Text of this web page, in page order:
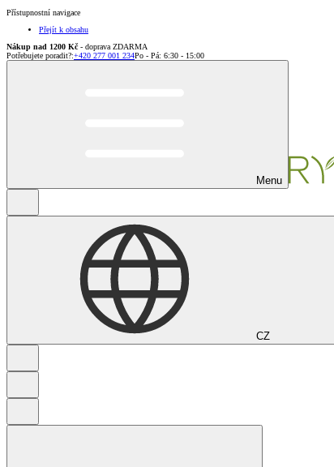
Přístupnostní navigace
Přejít k obsahu
Nákup nad 1200 Kč - doprava ZDARMA
Potřebujete poradit?:+420 277 001 234Po - Pá: 6:30 - 15:00
Menu
CZ